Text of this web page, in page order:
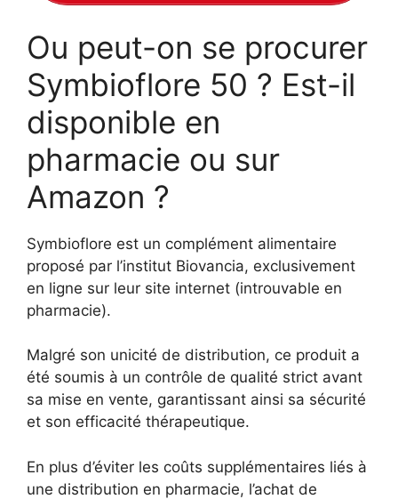
Ou peut-on se procurer
Symbioflore 50 ? Est-il
disponible en
pharmacie ou sur
Amazon ?
Symbioflore est un complément alimentaire
proposé par l’institut Biovancia, exclusivement
en ligne sur leur site internet (introuvable en
pharmacie).
Malgré son unicité de distribution, ce produit a
été soumis à un contrôle de qualité strict avant
sa mise en vente, garantissant ainsi sa sécurité
et son efficacité thérapeutique.
En plus d’éviter les coûts supplémentaires liés à
une distribution en pharmacie, l’achat de